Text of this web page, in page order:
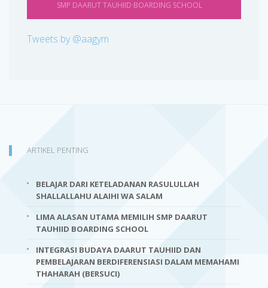
SMP DAARUT TAUHIID BOARDING SCHOOL
Tweets by @aagym
ARTIKEL PENTING
BELAJAR DARI KETELADANAN RASULULLAH
SHALLALLAHU ALAIHI WA SALAM
LIMA ALASAN UTAMA MEMILIH SMP DAARUT
TAUHIID BOARDING SCHOOL
INTEGRASI BUDAYA DAARUT TAUHIID DAN
PEMBELAJARAN BERDIFERENSIASI DALAM MEMAHAMI
THAHARAH (BERSUCI)